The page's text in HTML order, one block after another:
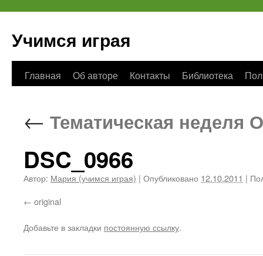
Учимся играя
Перейти
содержимому
Главная Об авторе Контакты Библиотека
← Тематическая неделя
DSC_0966
Автор: Мария (учимся играя) | Опубликовано 12.10.2011 |
original
Добавьте в закладки постоянную ссылку.